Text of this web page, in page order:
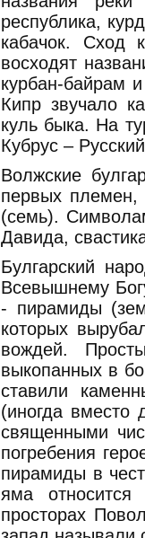
республика,
кабачок. Сход
восходят
курбан-байрам
Кипр звучало
куль быка. На
Кубрус –
Волжские
первых племен,
(семь).
Давида,
Булгарский
Всевышнему
- пирамиды
которых
вождей.
выкопанных в
ставили
(иногда вместо
священными
погребения
пирамиды в
яма
просторах